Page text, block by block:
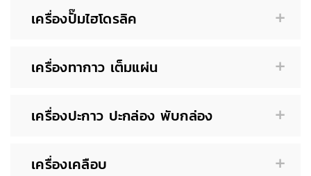
เครื่องปั๊มไฮโดรลิค
เครื่องทากาว เต็มแผ่น
เครื่องปะกาว ปะกล่อง พับกล่อง
เครื่องเคลือบ